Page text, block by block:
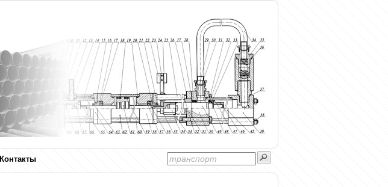
Контакты